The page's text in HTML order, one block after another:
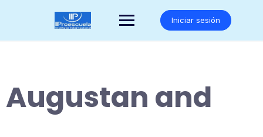
Iniciar sesión
Augustan and